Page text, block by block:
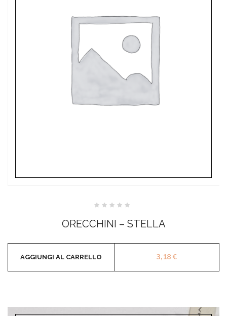
su
5
ORECCHINI – STELLA
3,18€
AGGIUNGI AL CARRELLO